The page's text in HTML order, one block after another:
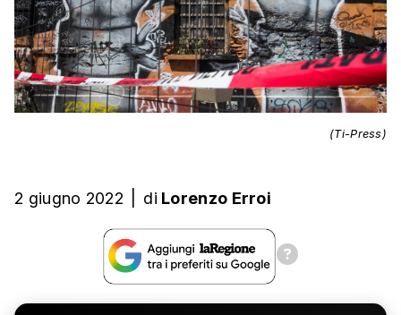
(Ti-Press)
2 giugno 2022 di Lorenzo Erroi